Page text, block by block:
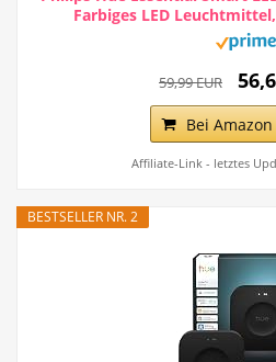
Farbiges LED
59,99 EUR
Bei
Affiliate-Link - letztes
BESTSELLER NR. 2